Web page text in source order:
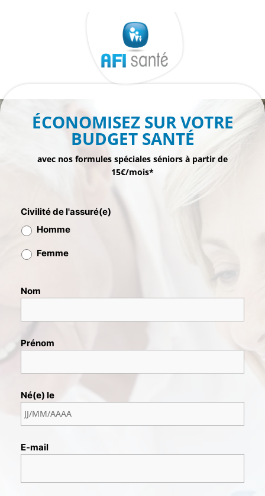
ÉCONOMISEZ SUR VOTRE
BUDGET SANTÉ
avec nos formules spéciales séniors à partir de
15€/mois*
Civilité de l'assuré(e)
Homme
Femme
Nom
Prénom
Né(e) le
E-mail